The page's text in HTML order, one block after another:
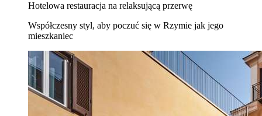
Hotelowa restauracja na relaksującą przerwę
Współczesny styl, aby poczuć się w Rzymie jak jego
mieszkaniec